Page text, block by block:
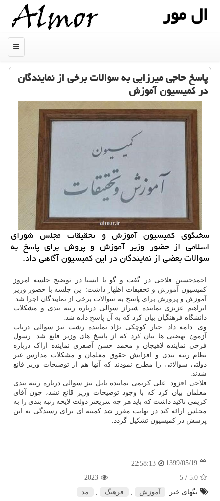
ال مور
منو
پاسخ حاجی میرزایی به سوالات برخی از نمایندگان
در كمیسیون آموزش
سخنگوی كمیسیون آموزش و تحقیقات مجلس شورای
اسلامی از حضور وزیر آموزش و پروش برای پاسخ به
سوالات بعضی از نمایندگان در این كمیسیون آگاهی داد.
احمدحسین فلاحی در گفت و گو با ایسنا در توضیح جلسه امروز
کمیسیون آموزش و تحقیقات اظهار داشت: این جلسه با حضور وزیر
آموزش و پرورش برای پاسخ به سوالات برخی از نمایندگان اجرا شد.
ابراهیم عزیزی نماینده شیراز سوالی درباره رتبه بندی و مشکلات
دانشگاه فرهنگیان بیان کرد که به آن پاسخ داده شد.
وی ادامه داد: جبار کوچکی نژاد نماینده رشت نیز سوالی درباب
آزمون نهضتی ها بیان کرد که از پاسخ های وزیر قانع شد. رسول
فرخی نماینده لاهیجان و محمد حسن آصفری نماینده اراک درباره
نظام رتبه بندی و افزایش حقوق معلمان و مشکلات مدارس غیر
دولتی سوالاتی را مطرح نمودند که آنها هم از توضیحات وزیر قانع
شدند.
فلاحی افزود: علی کریمی نماینده بابل نیز سوالی درباره رتبه بندی
معلمان بیان کرد که با وجود توضیحات وزیر قانع نشد، چون آقای
کریمی تاکید داشت که باید هر چه سریعتر دولت لایحه رتبه بندی را به
مجلس ارائه کند در نهایت مقرر شد کمیته ای برای رسیدگی به این
پرسش در کمیسیون تشکیل گردد.
1399/05/19
22:58:13
5.0
/ 5
2023
تگهای خبر:
آموزش فرهنگ مد